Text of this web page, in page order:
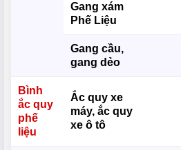
Gang xám
Phế Liệu
Gang cầu,
gang dẻo
Bình
ắc quy
phế
liệu
Ắc quy xe
máy, ắc quy
xe ô tô